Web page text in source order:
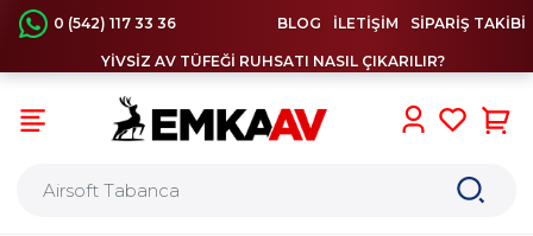
0 (542) 117 33 36 BLOG İLETİŞİM SİPARİŞ TAKİBİ
YİVSİZ AV TÜFEĞİ RUHSATI NASIL ÇIKARILIR?